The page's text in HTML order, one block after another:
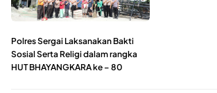
Polres Sergai Laksanakan Bakti
Sosial Serta Religi dalam rangka
HUT BHAYANGKARA ke – 80